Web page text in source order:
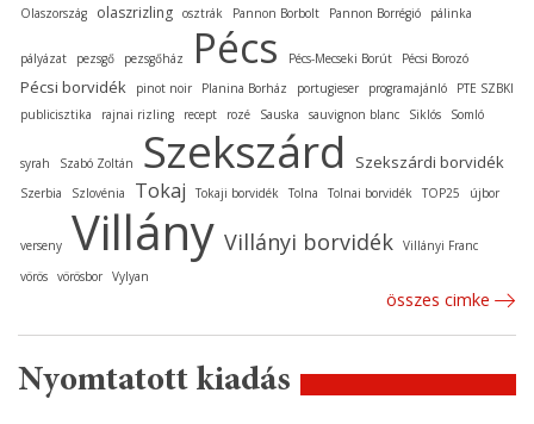
Olaszország
olaszrizling osztrák Pannon Borbolt Pannon Borrégió pálinka
pályázat pezsgő pezsgőház Pécs Pécs-Mecseki Borút Pécsi Borozó
Pécsi borvidék pinot noir Planina Borház portugieser programajánló
PTE SZBKI
publicisztika
rajnai rizling recept rozé Sauska sauvignon blanc Siklós Somló
syrah Szabó Zoltán Szekszárd Szekszárdi borvidék
Szerbia Szlovénia Tokaj Tokaji borvidék Tolna Tolnai borvidék TOP25 újbor
verseny Villány Villányi borvidék Villányi Franc
vörös vörösbor Vylyan
összes cimke
Nyomtatott kiadás